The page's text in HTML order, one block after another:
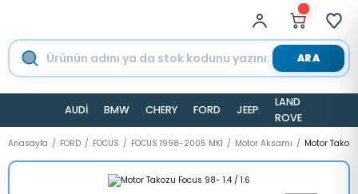
ARA
AUDİ BMW CHERY FORD JEEP
LAND
ROVER
Anasayfa FORD FOCUS FOCUS 1998-2005 MK1 Motor Aksamı Motor